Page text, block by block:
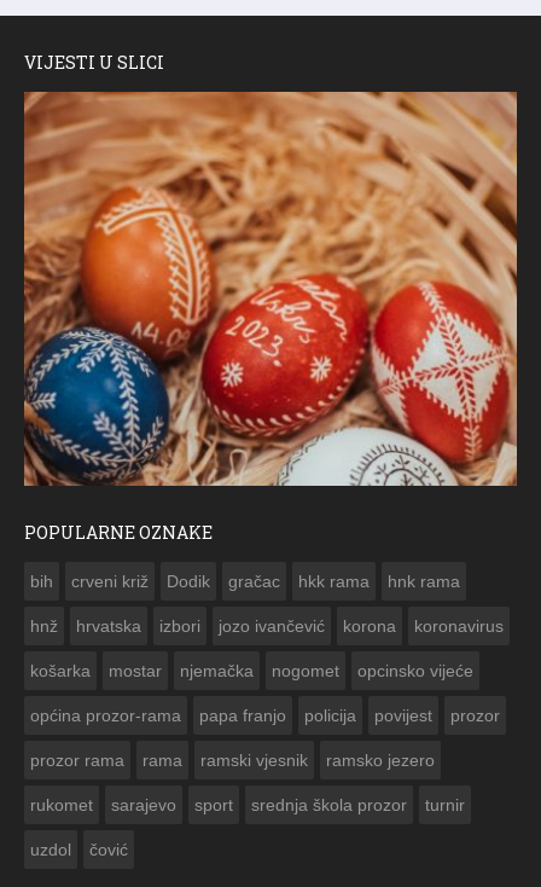
VIJESTI U SLICI
POPULARNE OZNAKE
bih crveni križ Dodik gračac hkk rama hnk rama
hnž hrvatska izbori jozo ivančević korona koronavirus
košarka mostar njemačka nogomet opcinsko vijeće
općina prozor-rama papa franjo policija povijest prozor
prozor rama rama ramski vjesnik ramsko jezero
rukomet sarajevo sport srednja škola prozor turnir
uzdol čović